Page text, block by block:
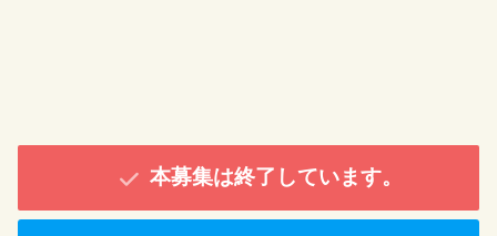
本募集は終了しています。